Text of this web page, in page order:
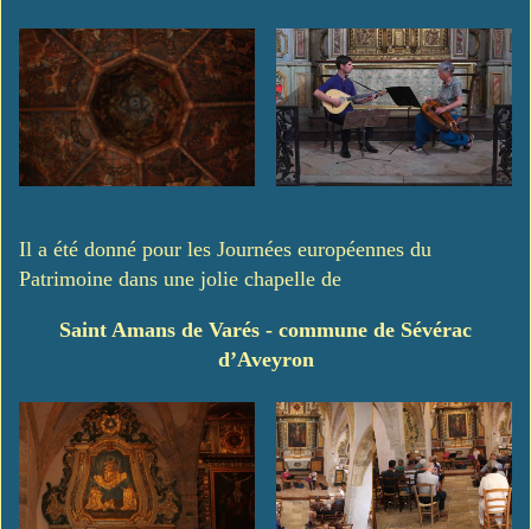
Il a été donné pour les Journées européennes du
Patrimoine dans une jolie chapelle de
Saint Amans de Varés - commune de Sévérac
d’Aveyron